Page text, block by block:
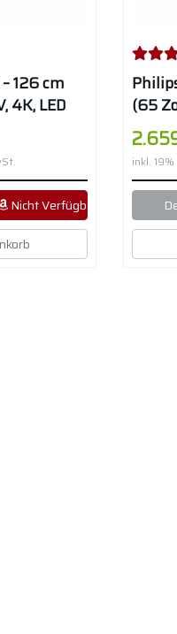
126 cm
4K, LED
TV,
Nicht Verfügbar
(65
UHD,
inkl.